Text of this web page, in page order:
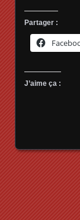
Partager :
J’aime ça :